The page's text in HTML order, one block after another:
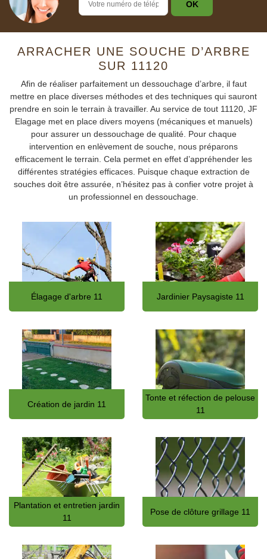
ARRACHER UNE SOUCHE D’ARBRE
SUR 11120
Afin de réaliser parfaitement un dessouchage d’arbre, il faut
mettre en place diverses méthodes et des techniques qui sauront
prendre en soin le terrain à travailler. Au service de tout 11120, JF
Elagage met en place divers moyens (mécaniques et manuels)
pour assurer un dessouchage de qualité. Pour chaque
intervention en enlèvement de souche, nous préparons
efficacement le terrain. Cela permet en effet d’appréhender les
différentes stratégies efficaces. Puisque chaque extraction de
souches doit être assurée, n’hésitez pas à confier votre projet à
un professionnel en dessouchage.
Élagage d'arbre 11 Jardinier Paysagiste 11
Création de jardin 11
Tonte et réfection de pelouse
11
Plantation et entretien jardin
11
Pose de clôture grillage 11